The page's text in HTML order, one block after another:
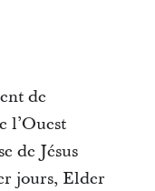
de
l’Ouest
de Jésus
jours, Elder